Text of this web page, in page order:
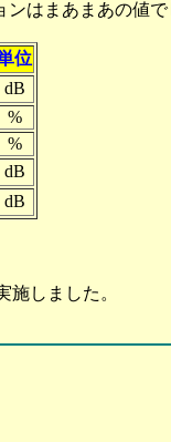
はまあまあの値で
位
dB
%
%
dB
dB
しました。